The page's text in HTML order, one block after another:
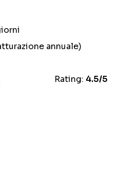
annuale)
Rating: 4.5/5